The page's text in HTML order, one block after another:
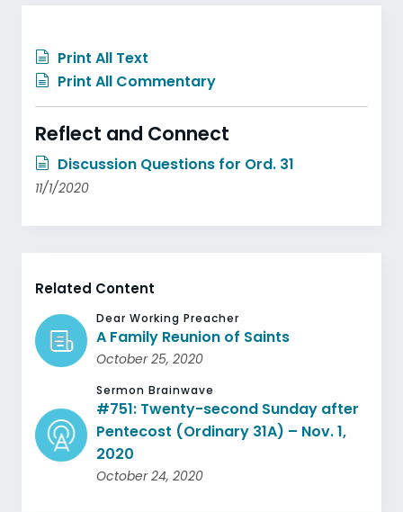
Print All Text
Print All Commentary
Reflect and Connect
Discussion Questions for Ord. 31
11/1/2020
Related Content
Dear Working Preacher
A Family Reunion of Saints
October 25, 2020
Sermon Brainwave
#751: Twenty-second Sunday after
Pentecost (Ordinary 31A) – Nov. 1,
2020
October 24, 2020